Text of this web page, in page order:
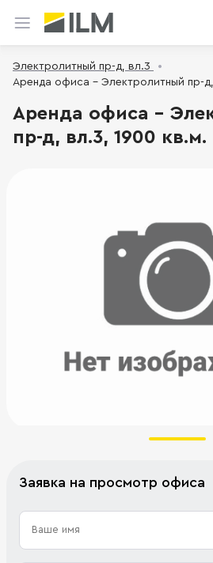
Электролитный пр-д, вл.3
Аренда офиса - Электролитный пр-
Аренда офиса -
пр-д, вл.3, 1900 кв.м.
Заявка на просмотр офиса